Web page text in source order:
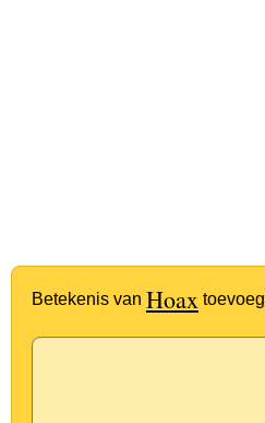
Betekenis van Hoax